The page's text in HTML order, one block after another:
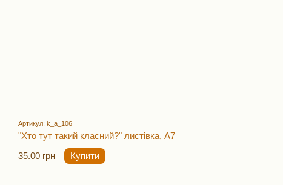
Артикул: k_a_106
"Хто тут такий класний?" листівка, А7
35.00 грн
Купити